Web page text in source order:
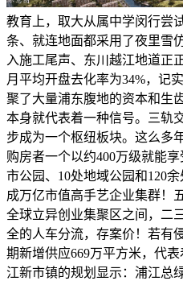
教育上，取大从属中学闵行尝
条、就连地面都采用了夜里雪
入施工尾声、东川越江地道正
月平均开盘去化率为34%，记
聚了大量浦东腹地的资本和生
本身就代表着一种信号。三轨
步成为一个枢纽板块。这么多
购房者一个以约400万级就能
市公园、10处地域公园和120
成万亿市值高手艺企业集群！
全球立异创业集聚区之间，二
全的人车分流，存案价！若有
期新增供应669万平方米，代
江新市镇的规划显示：浦江总